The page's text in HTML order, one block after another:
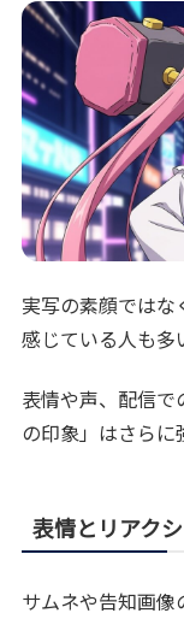
実写の素顔ではな
感じている人も多
表情や声、配信
の印象」はさらに
表情とリアク
サムネや告知画